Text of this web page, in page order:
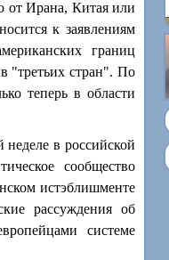
от Ирана, Китая или
к заявлениям
границ
"третьих стран". По
теперь в области
в российской
сообщество
истэблишменте
рассуждения об
системе